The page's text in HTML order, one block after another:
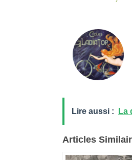
Lire aussi : La
Articles